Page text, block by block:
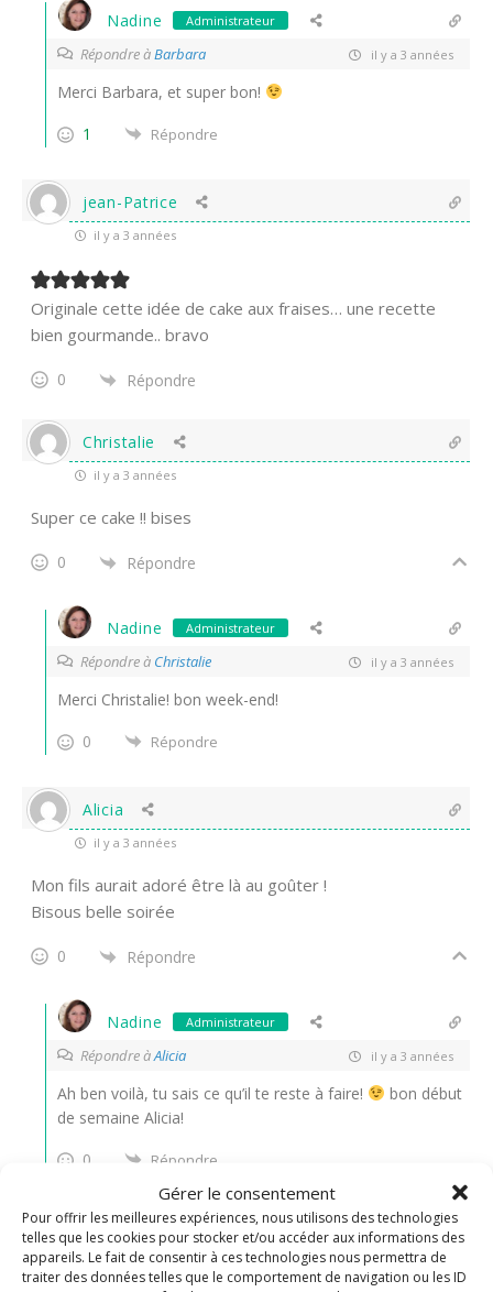
Gérer le consentement
Pour offrir les meilleures expériences, nous utilisons des technologies
telles que les cookies pour stocker et/ou accéder aux informations des
appareils. Le fait de consentir à ces technologies nous permettra de
traiter des données telles que le comportement de navigation ou les ID
Nadine Administrateur
Répondre àBarbara il y a 3 années
Merci Barbara, et super bon!
1
Répondre
jean-Patrice
il y a 3 années
Originale cette idée de cake aux fraises… une recette
bien gourmande.. bravo
0 Répondre
Christalie
il y a 3 années
Super ce cake !! bises
0 Répondre
Nadine Administrateur
Répondre à Christalie il y a 3 années
Merci Christalie! bon week-end!
0
Répondre
Alicia
il y a 3 années
Mon fils aurait adoré être là au goûter !
Bisous belle soirée
0 Répondre
Nadine Administrateur
Répondre àAlicia il y a 3 années
Ah ben voilà, tu sais ce qu’il te reste à faire!
bon début
de semaine Alicia!
0
Répondre
thithoad
il y a 3 années